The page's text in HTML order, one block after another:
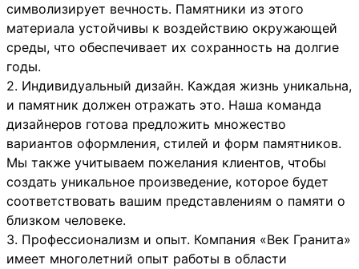
символизирует вечность. Памятники из этого
материала устойчивы к воздействию окружающей
среды, что обеспечивает их сохранность на долгие
годы.
2. Индивидуальный дизайн. Каждая жизнь уникальна,
и памятник должен отражать это. Наша команда
дизайнеров готова предложить множество
вариантов оформления, стилей и форм памятников.
Мы также учитываем пожелания клиентов, чтобы
создать уникальное произведение, которое будет
соответствовать вашим представлениям о памяти о
близком человеке.
3. Профессионализм и опыт. Компания «Век Гранита»
имеет многолетний опыт работы в области